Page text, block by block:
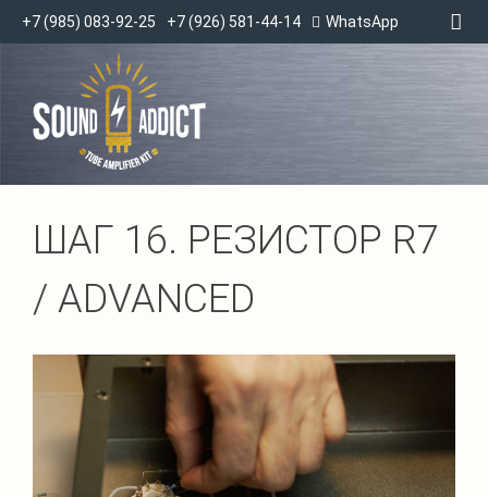
+7 (985) 083-92-25 +7 (926) 581-44-14 WhatsApp
ШАГ 16. РЕЗИСТОР R7
/ ADVANCED